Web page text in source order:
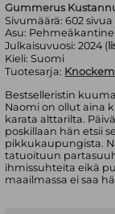
Gummerus
Sivumäärä:602 sivua
Asu:
Julkaisuvuosi:2024 (
Kieli:Suomi
Tuotesarja:
Bestselleristin
Naomi on ollut aina
karata alttarilta.
poskillaan hän etsii
pikkukaupungista.
tatuoituun
ihmissuhteita eikä
maailmassa ei saa